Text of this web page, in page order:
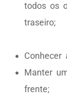
todos os
Conhecer
Manter
frente;